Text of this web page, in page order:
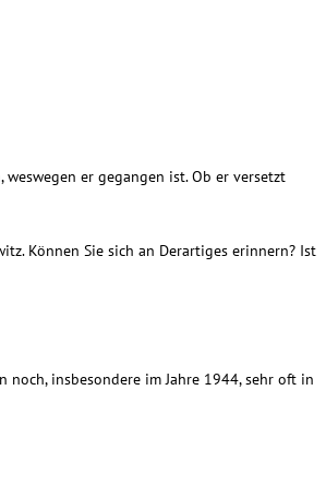
er gegangen ist. Ob er versetzt
Können Sie sich an Derartiges erinnern? Ist
noch, insbesondere im Jahre 1944, sehr oft in